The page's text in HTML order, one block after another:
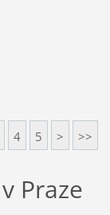
4 5 > >>
Praze